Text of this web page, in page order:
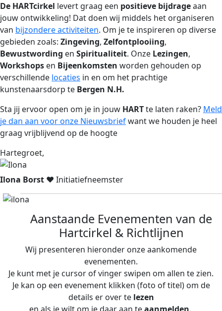
De HARTcirkel levert graag een positieve bijdrageaan
jouw ontwikkeling! Dat doen wij middels het organiseren
van bijzondere activiteiten. Om je te inspireren op diverse
gebieden zoals: Zingeving, Zelfontplooiing,
Bewustwording en Spiritualiteit. Onze Lezingen,
Workshops en Bijeenkomsten worden gehouden op
verschillende locaties in en om het prachtige
kunstenaarsdorp te Bergen N.H.
Sta jij ervoor open om je in jouw HARTte laten raken? Meld
je dan aan voor onze Nieuwsbriefwant we houden je heel
graag vrijblijvend op de hoogte
Hartegroet,
Ilona Borst ♥ Initiatiefneemster
Aanstaande Evenementen van de
Hartcirkel & Richtlijnen
Wij presenteren hieronder onze aankomende
evenementen.
Je kunt met je cursor of vinger swipen om allen te zien.
Je kan op een evenement klikken (foto of titel) om de
details er over te lezen